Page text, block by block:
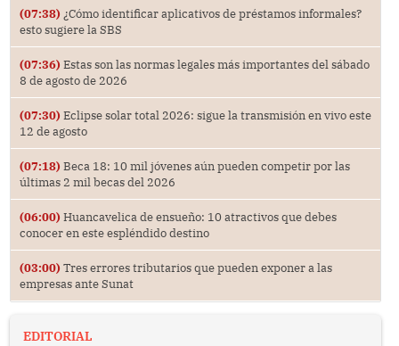
(07:38) ¿Cómo identificar aplicativos de préstamos informales?
esto sugiere la SBS
(07:36) Estas son las normas legales más importantes del sábado
8 de agosto de 2026
(07:30) Eclipse solar total 2026: sigue la transmisión en vivo este
12 de agosto
(07:18) Beca 18: 10 mil jóvenes aún pueden competir por las
últimas 2 mil becas del 2026
(06:00) Huancavelica de ensueño: 10 atractivos que debes
conocer en este espléndido destino
(03:00) Tres errores tributarios que pueden exponer a las
empresas ante Sunat
EDITORIAL